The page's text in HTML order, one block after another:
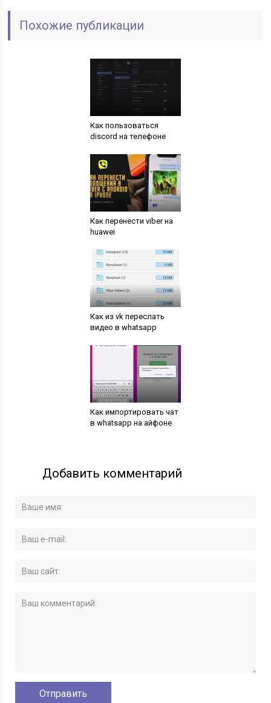
Похожие публикации
Как пользоваться
discord на телефоне
Как перенести viber на
huawei
Как из vk переслать
видео в whatsapp
Как импортировать чат
в whatsapp на айфоне
Добавить комментарий